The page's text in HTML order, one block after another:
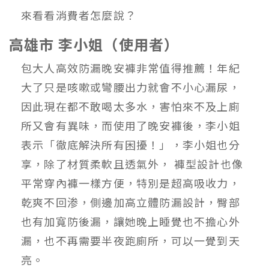
來看看消費者怎麼說？
高雄市 李小姐（使用者）
包大人高效防漏晚安褲非常值得推薦！年紀
大了只是咳嗽或彎腰出力就會不小心漏尿，
因此現在都不敢喝太多水，害怕來不及上廁
所又會有異味，而使用了晚安褲後，李小姐
表示「徹底解決所有困擾！」，李小姐也分
享，除了材質柔軟且透氣外， 褲型設計也像
平常穿內褲一樣方便，特別是超高吸收力，
乾爽不回渗，側邊加高立體防漏設計，臀部
也有加寬防後漏，讓她晚上睡覺也不擔心外
漏，也不再需要半夜跑廁所，可以一覺到天
亮。